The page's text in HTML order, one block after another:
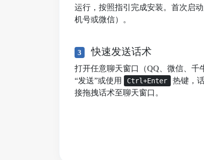
运行，按照指引完成安装。首次启
机号或微信）。
3 快速发送话术
打开任意聊天窗口（QQ、微信、千
“发送”或使用
Ctrl+Enter
热键，
接拖拽话术至聊天窗口。